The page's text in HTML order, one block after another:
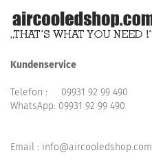
Kundenservice
Telefon : 09931 92 99 490
WhatsApp: 09931 92 99 490
Email : info@aircooledshop.com